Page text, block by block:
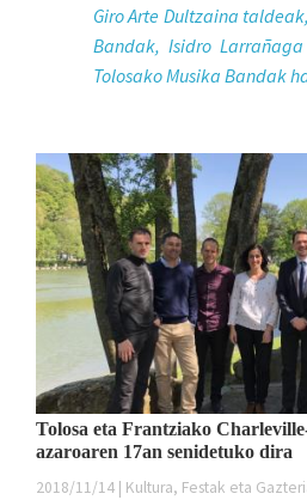
Giro Arte Dultzaina
Bandak, Isidro
Tolosako Musika Bandak
Tolosa eta Frantziako
azaroaren 17an senidetuko dira
2018/11/14 | Kultura, Festak eta